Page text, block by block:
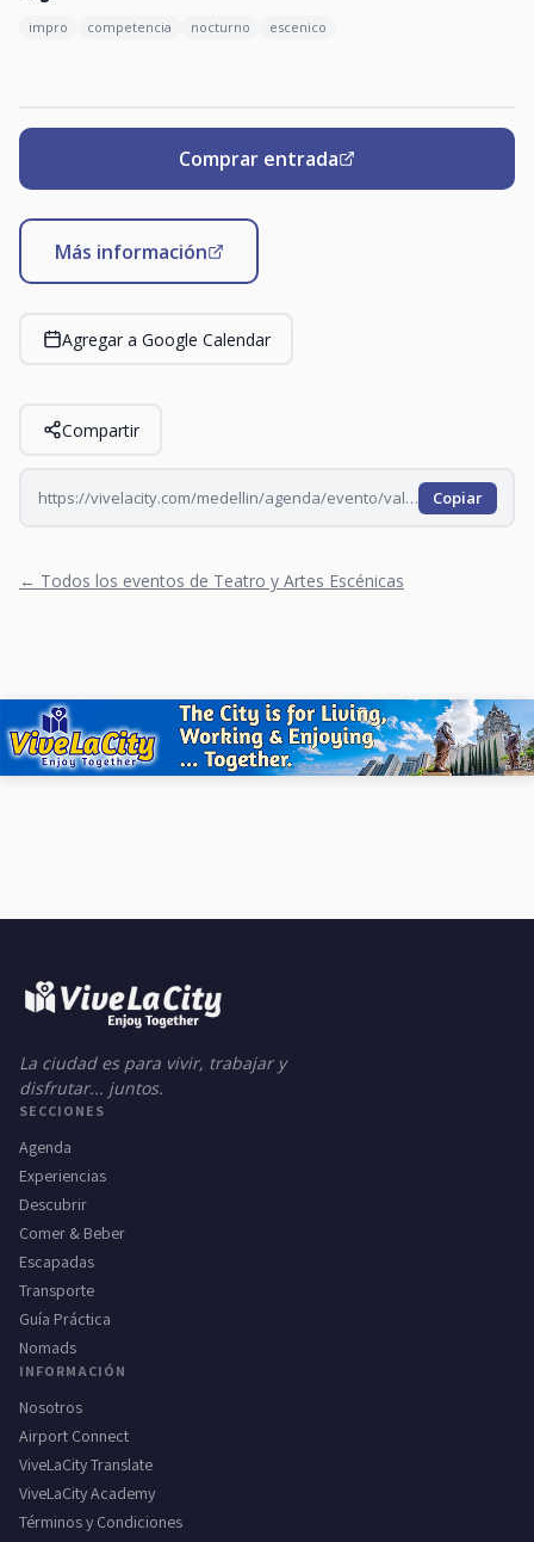
impro competencia nocturno escenico
Comprar entrada
Más información
Agregar a Google Calendar
Compartir
https://vivelacity.com/medellin/agenda/evento/vale-todo-con-accion-impro-mpwwu1g0-mpwx178b-mpwx2ee8-mpwx6wiy-mpwxbyx5 Copiar
← Todos los eventos de Teatro y Artes Escénicas
La ciudad es para vivir, trabajar y
disfrutar... juntos.
SECCIONES
Agenda
Experiencias
Descubrir
Comer & Beber
Escapadas
Transporte
Guía Práctica
Nomads
INFORMACIÓN
Nosotros
Airport Connect
ViveLaCity Translate
ViveLaCity Academy
Términos y Condiciones